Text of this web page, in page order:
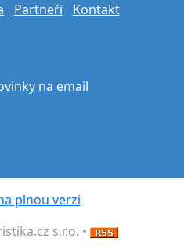
Partneři Kontakt
na email
plnou verzi
s.r.o. •